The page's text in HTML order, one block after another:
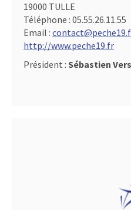
19000 TULLE
Téléphone : 05.55.26.11.55
Email :
http://www.peche19.fr
Président : Sébastien